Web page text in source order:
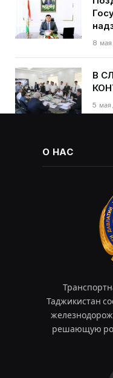
8
В
5
О НАС
Таджикистан
решающую